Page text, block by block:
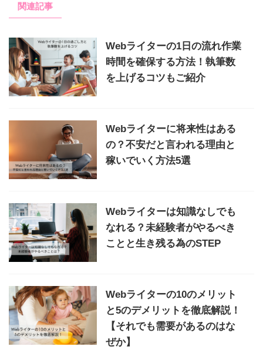
関連記事
Webライターの1日の流れ作業
時間を確保する方法！執筆数
を上げるコツもご紹介
Webライターに将来性はある
の？不安だと言われる理由と
稼いでいく方法5選
Webライターは知識なしでも
なれる？未経験者がやるべき
ことと生き残る為のSTEP
Webライターの10のメリット
と5のデメリットを徹底解説！
【それでも需要があるのはな
ぜか】